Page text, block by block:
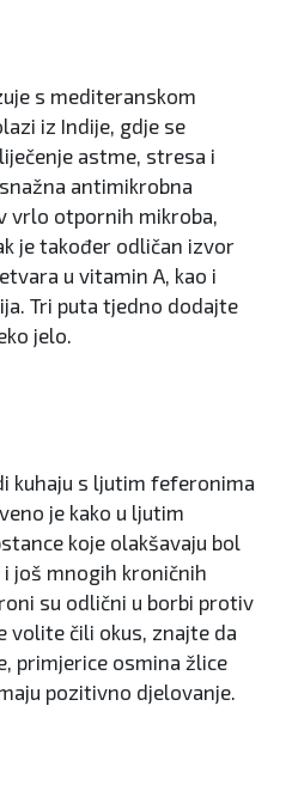
s mediteranskom
iz Indije, gdje se
astme, stresa i
antimikrobna
vrlo otpornih mikroba,
je također odličan izvor
u vitamin A, kao i
Tri puta tjedno dodajte
jelo.
kuhaju s ljutim feferonima
je kako u ljutim
koje olakšavaju bol
još mnogih kroničnih
su odlični u borbi protiv
volite čili okus, znajte da
primjerice osmina žlice
pozitivno djelovanje.